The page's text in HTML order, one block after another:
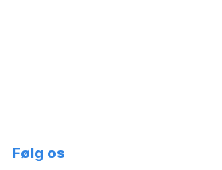
Følg os